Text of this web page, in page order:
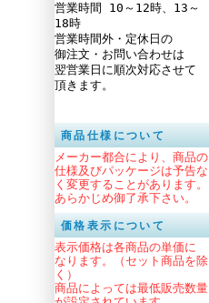
営業時間 10～12時、13～
18時
営業時間外・定休日の
御注文・お問い合わせは
翌営業日に順次対応させて
頂きます。
商品仕様について
メーカー都合により、商品の
仕様及びパッケージは予告な
く変更することがあります。
あらかじめ御了承下さい。
価格表示について
表示価格は各商品の単価に
なります。（セット商品を除
く）
商品によっては最低販売数量